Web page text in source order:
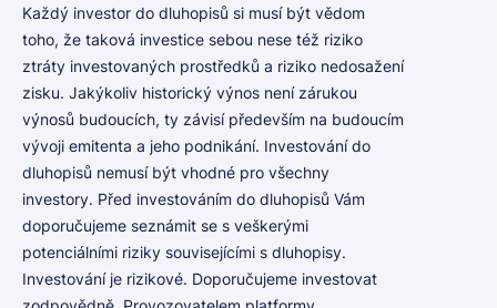
Každý investor do dluhopisů si musí být vědom
toho, že taková investice sebou nese též riziko
ztráty investovaných prostředků a riziko nedosažení
zisku. Jakýkoliv historický výnos není zárukou
výnosů budoucích, ty závisí především na budoucím
vývoji emitenta a jeho podnikání. Investování do
dluhopisů nemusí být vhodné pro všechny
investory. Před investováním do dluhopisů Vám
doporučujeme seznámit se s veškerými
potenciálními riziky souvisejícími s dluhopisy.
Investování je rizikové. Doporučujeme investovat